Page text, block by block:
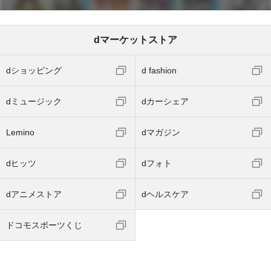
dマーケットストア
dショッピング d fashion
dミュージック dカーシェア
Lemino dマガジン
dヒッツ dフォト
dアニメストア dヘルスケア
ドコモスポーツくじ